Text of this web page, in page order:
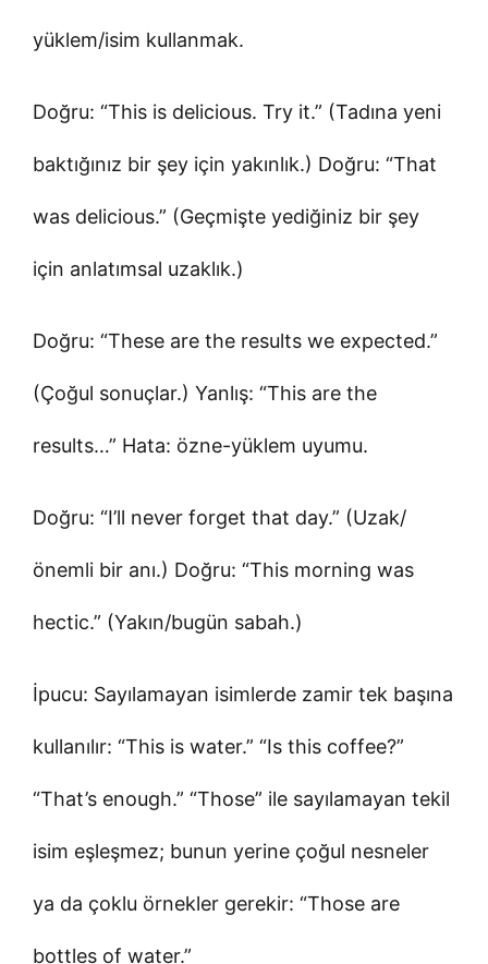
yüklem/isim kullanmak.
Doğru: “This is delicious. Try it.” (Tadına yeni
baktığınız bir şey için yakınlık.) Doğru: “That
was delicious.” (Geçmişte yediğiniz bir şey
için anlatımsal uzaklık.)
Doğru: “These are the results we expected.”
(Çoğul sonuçlar.) Yanlış: “This are the
results…” Hata: özne-yüklem uyumu.
Doğru: “I’ll never forget that day.” (Uzak/
önemli bir anı.) Doğru: “This morning was
hectic.” (Yakın/bugün sabah.)
İpucu: Sayılamayan isimlerde zamir tek başına
kullanılır: “This is water.” “Is this coffee?”
“That’s enough.” “Those” ile sayılamayan tekil
isim eşleşmez; bunun yerine çoğul nesneler
ya da çoklu örnekler gerekir: “Those are
bottles of water.”